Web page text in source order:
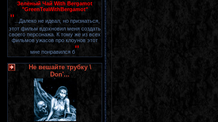
Зелёный Чай With Bergamot
"GreenTeaWithBergamot"
" ...Далеко не идеал, но признаться,
этот фильм вдохновил меня создать
своего персонажа. К тому же из всех
фильмов ужасов про клоунов этот
мне понравился б"
Не вешайте трубку \
Don'...